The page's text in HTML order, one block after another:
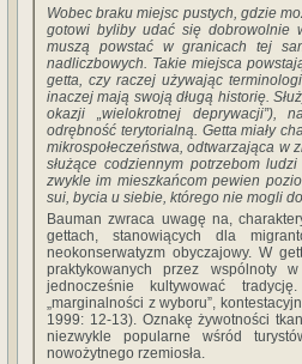
Wobec braku miejsc pustych, gdzie
gotowi byliby udać się dobrowolnie
muszą powstać w granicach tej
nadliczbowych. Takie miejsca
getta, czy raczej używając
inaczej mają swoją długą historię.
okazji „wielokrotnej deprywacji”),
odrębność terytorialną. Getta miały
mikrospołeczeństwa, odtwarzająca w
służące codziennym potrzebom
zwykle im mieszkańcom pewien
sui, bycia u siebie, którego nie mogli
Bauman zwraca uwagę na,
gettach, stanowiących dla
neokonserwatyzm obyczajowy. W
praktykowanych przez wspólnoty
jednocześnie kultywować
„marginalności z wyboru”,
1999: 12-13). Oznakę żywotności
niezwykle popularne wśród
nowożytnego rzemiosła.